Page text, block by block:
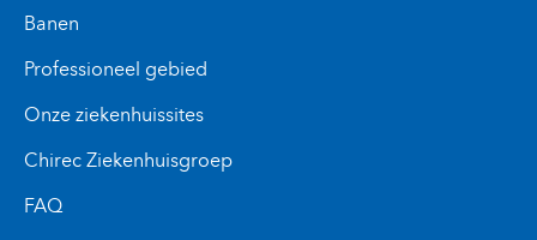
Banen
Professioneel gebied
Onze ziekenhuissites
Chirec Ziekenhuisgroep
FAQ